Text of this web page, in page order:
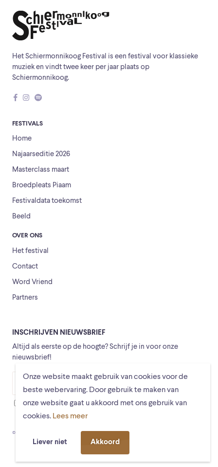
Onze website maakt gebruik van cookies voor de
beste webervaring. Door gebruik te maken van
onze website gaat u akkoord met ons gebruik van
cookies. Lees meer
Liever niet Akkoord
Het Schiermonnikoog Festival is een festival voor klassieke
muziek en vindt twee keer per jaar plaats op
Schiermonnikoog.
FESTIVALS
Home
Najaarseditie 2026
Masterclass maart
Broedpleats Piaam
Festivaldata toekomst
Beeld
OVER ONS
Het festival
Contact
Word Vriend
Partners
INSCHRIJVEN NIEUWSBRIEF
Altijd als eerste op de hoogte? Schrijf je in voor onze
nieuwsbrief!
Ik ga ermee akkoord dat mijn gegevens worden opgeslagen
© Schiermonnikoogfestival 2026 Voorwaarden